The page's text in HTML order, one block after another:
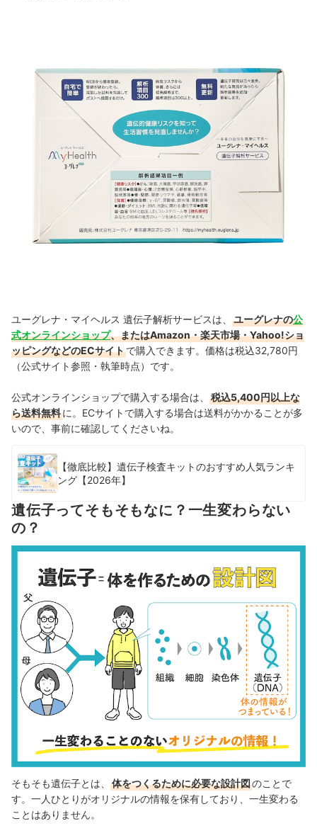
ユーグレナ・マイヘルス 遺伝子解析サービスは、 ユーグレナの公
式オンラインショップ、またはAmazon・楽天市場・Yahoo!ショ
ッピングなどのECサイトで購入できます。価格は税込32,780円
（公式サイト参照・執筆時点）です。
公式オンラインショップで購入する場合は、
税込5,400円以上な
ら送料無料に。ECサイトで購入する場合は送料がかかることが多
いので、事前に確認してくださいね。
【徹底比較】遺伝子検査キットのおすすめ人気ランキ
ング【2026年】
遺伝子ってそもそもなに？一生変わらない
の？
そもそも遺伝子とは、 体をつくるために必要な設計図のことで
す。一人ひとりがオリジナルの情報を保有しており、一生変わる
ことはありません。